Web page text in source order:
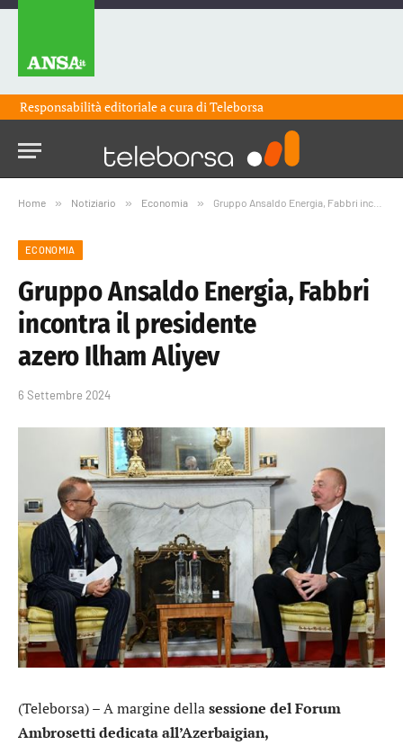
Responsabilità editoriale a cura diTeleborsa
Home » Notiziario » Economia » Gruppo Ansaldo Energia, Fabbri incontra il presidente azero Ilham Aliyev
ECONOMIA
Gruppo Ansaldo Energia, Fabbri
incontra il presidente
azero Ilham Aliyev
6 Settembre 2024
(Teleborsa) – A margine dellasessione del Forum
Ambrosetti dedicata all’Azerbaigian,